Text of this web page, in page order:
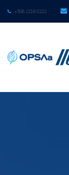
+506 2216 0222